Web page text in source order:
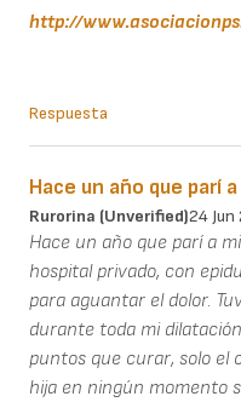
http://
Respuesta
Hace un año que parí a
Rurorina (unverified)24 Jun
Hace un año que parí a
hospital privado, con
para aguantar el dolor.
durante toda mi
puntos que curar, solo el
hija en ningún momento